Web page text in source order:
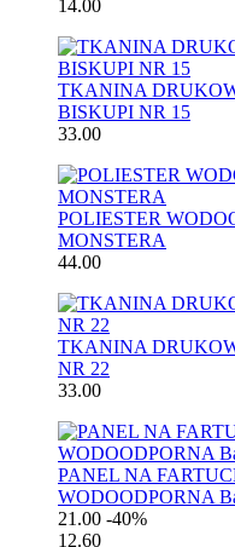
14.00
TKANINA
BISKUPI NR 15
33.00
POLIESTER
MONSTERA
44.00
TKANINA
NR 22
33.00
PANEL NA
WODOODPORNA
21.00 -40%
12.60